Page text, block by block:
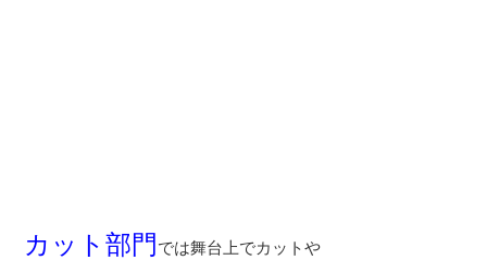
カット部門では舞台上でカットや